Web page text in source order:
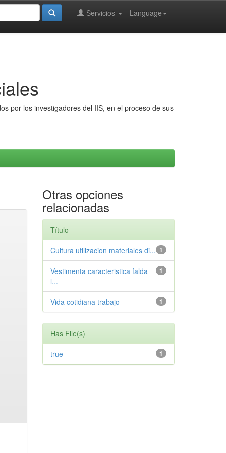
Language
Servicios
por los investigadores del IIS, en el proceso de sus
Otras opciones
relacionadas
Título
1
Cultura utilizacion materiales di...
1
Vestimenta caracteristica falda
l...
1
Vida cotidiana trabajo
Has File(s)
1
true